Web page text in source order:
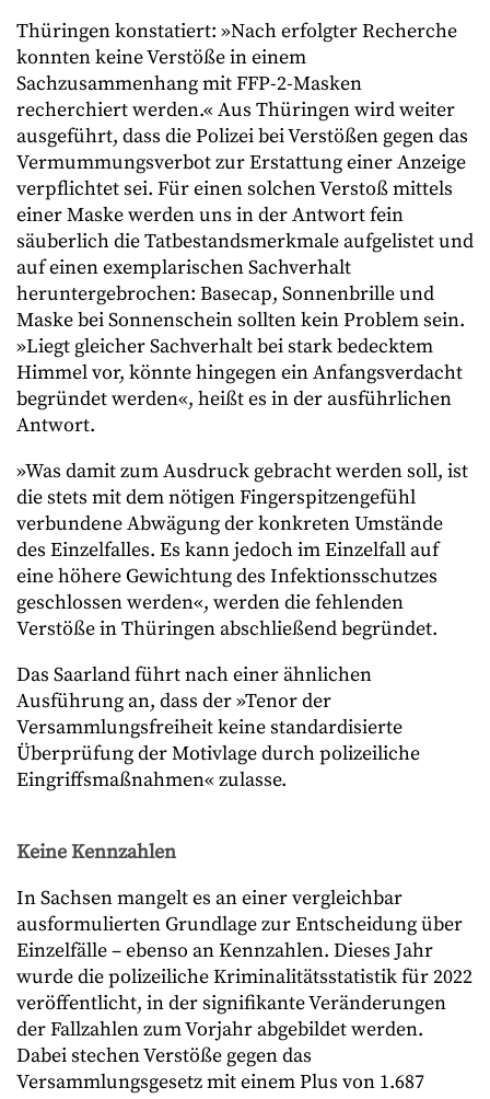
Thüringen konstatiert: »Nach erfolgter Recherche
konnten keine Verstöße in einem
Sachzusammenhang mit FFP-2-Masken
recherchiert werden.« Aus Thüringen wird weiter
ausgeführt, dass die Polizei bei Verstößen gegen das
Vermummungsverbot zur Erstattung einer Anzeige
verpflichtet sei. Für einen solchen Verstoß mittels
einer Maske werden uns in der Antwort fein
säuberlich die Tatbestandsmerkmale aufgelistet und
auf einen exemplarischen Sachverhalt
heruntergebrochen: Basecap, Sonnenbrille und
Maske bei Sonnenschein sollten kein Problem sein.
»Liegt gleicher Sachverhalt bei stark bedecktem
Himmel vor, könnte hingegen ein Anfangsverdacht
begründet werden«, heißt es in der ausführlichen
Antwort.
»Was damit zum Ausdruck gebracht werden soll, ist
die stets mit dem nötigen Fingerspitzengefühl
verbundene Abwägung der konkreten Umstände
des Einzelfalles. Es kann jedoch im Einzelfall auf
eine höhere Gewichtung des Infektionsschutzes
geschlossen werden«, werden die fehlenden
Verstöße in Thüringen abschließend begründet.
Das Saarland führt nach einer ähnlichen
Ausführung an, dass der »Tenor der
Versammlungsfreiheit keine standardisierte
Überprüfung der Motivlage durch polizeiliche
Eingriffsmaßnahmen« zulasse.
Keine Kennzahlen
In Sachsen mangelt es an einer vergleichbar
ausformulierten Grundlage zur Entscheidung über
Einzelfälle – ebenso an Kennzahlen. Dieses Jahr
wurde die polizeiliche Kriminalitätsstatistik für 2022
veröffentlicht, in der signifikante Veränderungen
der Fallzahlen zum Vorjahr abgebildet werden.
Dabei stechen Verstöße gegen das
Versammlungsgesetz mit einem Plus von 1.687